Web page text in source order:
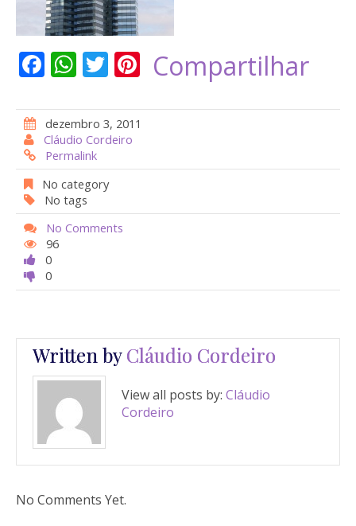
F
e
b
o
o
k
W
at
s
A
p
p
T
itt
er
Pi
er
st
Compartilhar
dezembro 3, 2011
Cláudio Cordeiro
Permalink
No category
No tags
No Comments
96
0
0
Written byCláudio Cordeiro
View all posts by: Cláudio
Cordeiro
No Comments Yet.